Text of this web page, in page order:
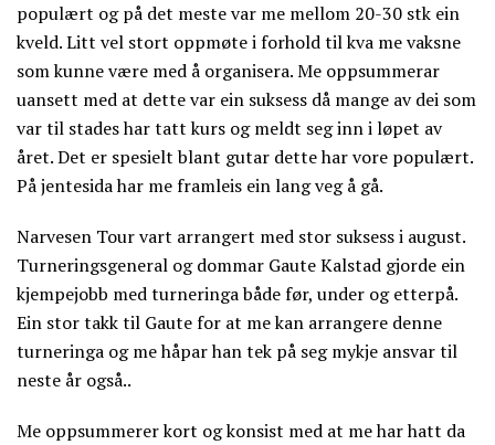
populært og på det meste var me mellom 20-30 stk ein
kveld. Litt vel stort oppmøte i forhold til kva me vaksne
som kunne være med å organisera. Me oppsummerar
uansett med at dette var ein suksess då mange av dei som
var til stades har tatt kurs og meldt seg inn i løpet av
året. Det er spesielt blant gutar dette har vore populært.
På jentesida har me framleis ein lang veg å gå.
Narvesen Tour vart arrangert med stor suksess i august.
Turneringsgeneral og dommar Gaute Kalstad gjorde ein
kjempejobb med turneringa både før, under og etterpå.
Ein stor takk til Gaute for at me kan arrangere denne
turneringa og me håpar han tek på seg mykje ansvar til
neste år også..
Me oppsummerer kort og konsist med at me har hatt da